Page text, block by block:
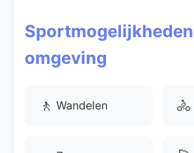
omgeving
🚶 Wandelen 🚴